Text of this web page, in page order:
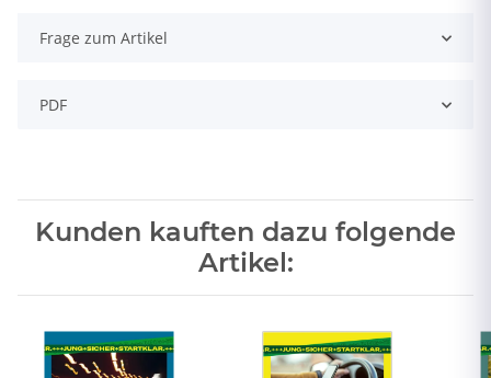
Frage zum Artikel
PDF
Kunden kauften dazu folgende
Artikel: